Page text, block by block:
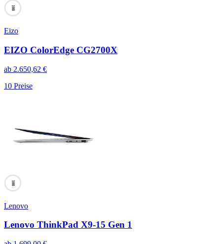
100
Eizo
EIZO ColorEdge CG2700X
ab 2.650,62 €
10 Preise
100
Lenovo
Lenovo ThinkPad X9-15 Gen 1